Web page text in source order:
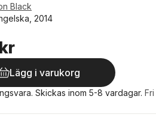
Black
2014
Lägg i varukorg
Skickas inom 5-8 vardagar.